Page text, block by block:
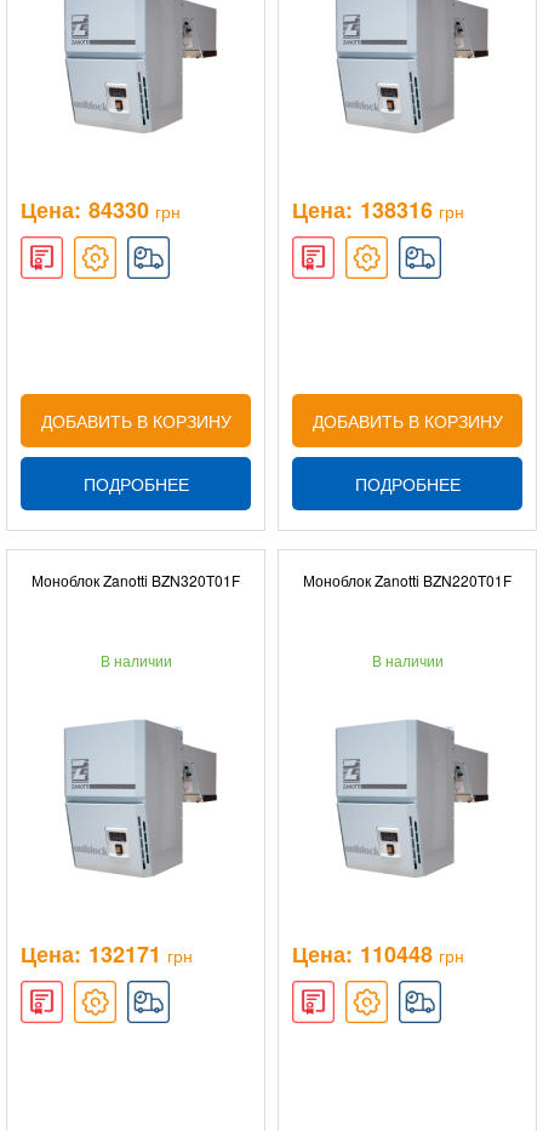
Цена: 84330 грн
ДОБАВИТЬ В КОРЗИНУ
ПОДРОБНЕЕ
Цена: 138316 грн
ДОБАВИТЬ В КОРЗИНУ
ПОДРОБНЕЕ
Моноблок Zanotti BZN320T01F
В наличии
Цена: 132171 грн
Моноблок Zanotti BZN220T01F
В наличии
Цена: 110448 грн